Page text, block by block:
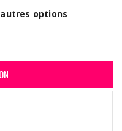
options